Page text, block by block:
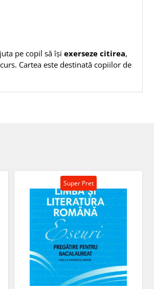
pe copil să își exerseze citirea,
Cartea este destinată copiilor de
Super Pret